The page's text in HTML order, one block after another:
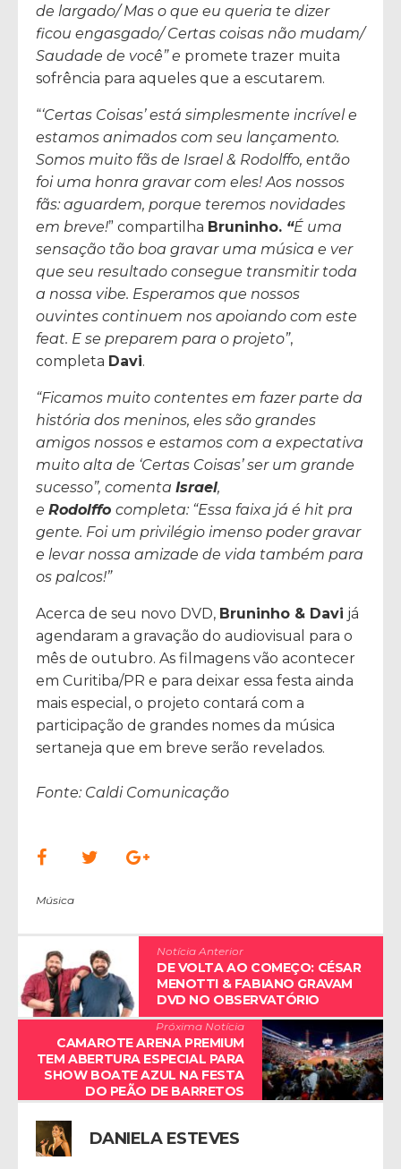
de largado/ Mas o que eu queria te dizer
ficou engasgado/ Certas coisas não mudam/
Saudade de você” e promete trazer muita
sofrência para aqueles que a escutarem.
“‘Certas Coisas’ está simplesmente incrível e
estamos animados com seu lançamento.
Somos muito fãs de Israel & Rodolffo, então
foi uma honra gravar com eles! Aos nossos
fãs: aguardem, porque teremos novidades
em breve!” compartilha Bruninho. “É uma
sensação tão boa gravar uma música e ver
que seu resultado consegue transmitir toda
a nossa vibe. Esperamos que nossos
ouvintes continuem nos apoiando com este
feat. E se preparem para o projeto”,
completa Davi.
“Ficamos muito contentes em fazer parte da
história dos meninos, eles são grandes
amigos nossos e estamos com a expectativa
muito alta de ‘Certas Coisas’ ser um grande
sucesso”, comenta Israel,
e Rodolffo completa: “Essa faixa já é hit pra
gente. Foi um privilégio imenso poder gravar
e levar nossa amizade de vida também para
os palcos!”
Acerca de seu novo DVD, Bruninho & Davi já
agendaram a gravação do audiovisual para o
mês de outubro. As filmagens vão acontecer
em Curitiba/PR e para deixar essa festa ainda
mais especial, o projeto contará com a
participação de grandes nomes da música
sertaneja que em breve serão revelados.
Fonte: Caldi Comunicação
Música
Notícia Anterior
DE VOLTA AO COMEÇO: CÉSAR
MENOTTI & FABIANO GRAVAM
DVD NO OBSERVATÓRIO
Próxima Notícia
CAMAROTE ARENA PREMIUM
TEM ABERTURA ESPECIAL PARA
SHOW BOATE AZUL NA FESTA
DO PEÃO DE BARRETOS
DANIELA ESTEVES